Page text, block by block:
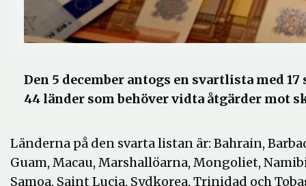
Den 5 december antogs en svartlista med
44 länder som behöver vidta åtgärder mot
Länderna på den svarta listan är: Bahrain,
Guam, Macau, Marshallöarna, Mongoliet,
Samoa, Saint Lucia, Sydkorea, Trinidad och